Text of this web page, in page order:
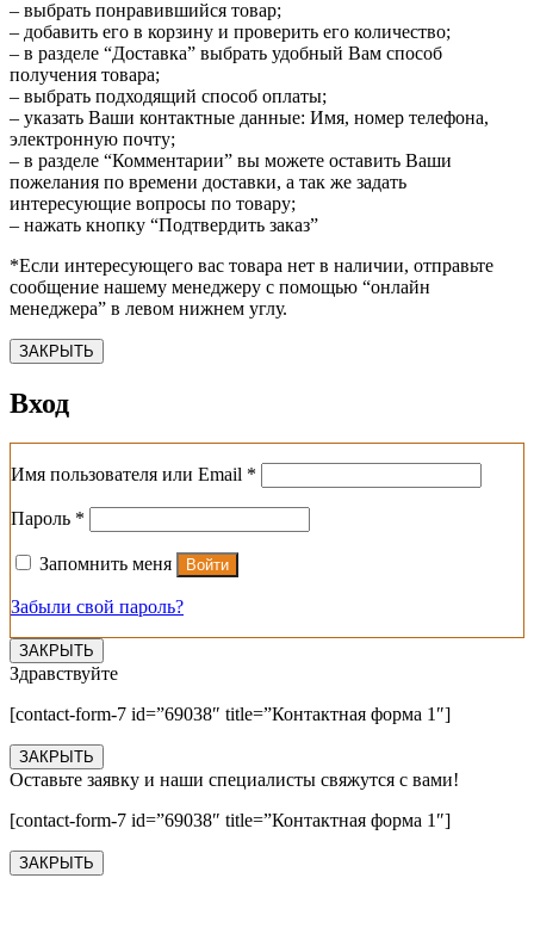
– выбрать понравившийся товар;
– добавить его в корзину и проверить его количество;
– в разделе “Доставка” выбрать удобный Вам способ
получения товара;
– выбрать подходящий способ оплаты;
– указать Ваши контактные данные: Имя, номер телефона,
электронную почту;
– в разделе “Комментарии” вы можете оставить Ваши
пожелания по времени доставки, а так же задать
интересующие вопросы по товару;
– нажать кнопку “Подтвердить заказ”
*Если интересующего вас товара нет в наличии, отправьте
сообщение нашему менеджеру с помощью “онлайн
менеджера” в левом нижнем углу.
ЗАКРЫТЬ
Вход
Имя пользователя или Email *
Пароль *
Запомнить меня Войти
Забыли свой пароль?
ЗАКРЫТЬ
Здравствуйте
[contact-form-7 id=”69038″ title=”Контактная форма 1″]
ЗАКРЫТЬ
Оставьте заявку и наши специалисты свяжутся с вами!
[contact-form-7 id=”69038″ title=”Контактная форма 1″]
ЗАКРЫТЬ